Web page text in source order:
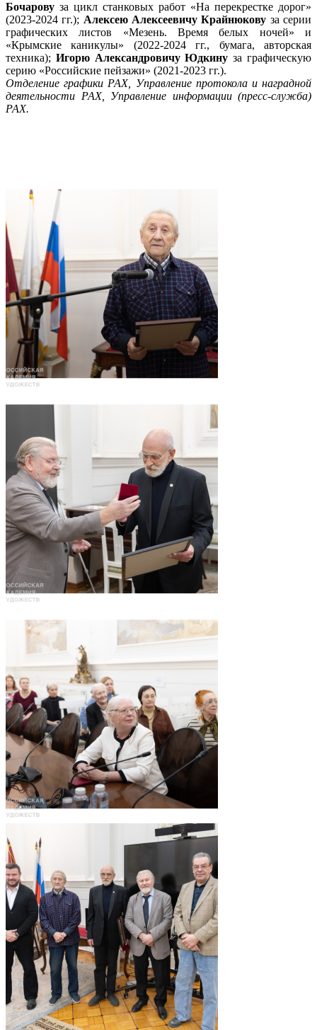
Бочарову за цикл станковых работ «На перекрестке дорог»
(2023-2024 гг.); Алексею Алексеевичу Крайнюкову за серии
графических листов «Мезень. Время белых ночей» и
«Крымские каникулы» (2022-2024 гг., бумага, авторская
техника); Игорю Александровичу Юдкину за графическую
серию «Российские пейзажи» (2021-2023 гг.).
Отделение графики РАХ, Управление протокола и наградной
деятельности РАХ, Управление информации (пресс-служба)
РАХ.